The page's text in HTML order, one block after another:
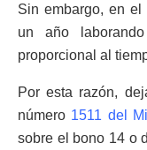
Sin embargo, en el
un año
proporcional al
Por esta razón,
número 1511 del
sobre el bono 14 o